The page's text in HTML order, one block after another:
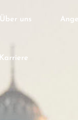
Über uns
Karriere